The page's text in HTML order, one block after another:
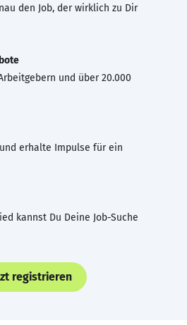
den Job, der wirklich zu Dir
und über 20.000
erhalte Impulse für ein
kannst Du Deine Job-Suche
registrieren